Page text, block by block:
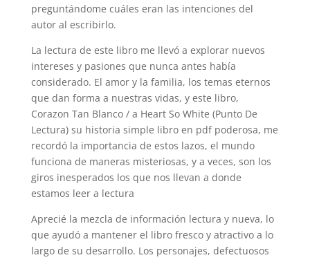
preguntándome cuáles eran las intenciones del
autor al escribirlo.
La lectura de este libro me llevó a explorar nuevos
intereses y pasiones que nunca antes había
considerado. El amor y la familia, los temas eternos
que dan forma a nuestras vidas, y este libro,
Corazon Tan Blanco / a Heart So White (Punto De
Lectura) su historia simple libro en pdf poderosa, me
recordó la importancia de estos lazos, el mundo
funciona de maneras misteriosas, y a veces, son los
giros inesperados los que nos llevan a donde
estamos leer a lectura
Aprecié la mezcla de información lectura y nueva, lo
que ayudó a mantener el libro fresco y atractivo a lo
largo de su desarrollo. Los personajes, defectuosos